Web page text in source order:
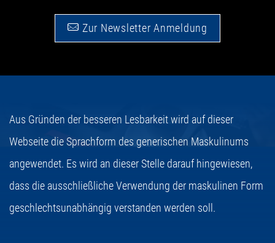
Zur Newsletter Anmeldung
Aus Gründen der besseren Lesbarkeit wird auf dieser
Webseite die Sprachform des generischen Maskulinums
angewendet. Es wird an dieser Stelle darauf hingewiesen,
dass die ausschließliche Verwendung der maskulinen Form
geschlechtsunabhängig verstanden werden soll.